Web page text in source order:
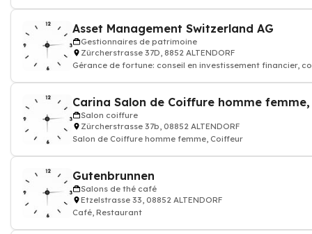
Asset Management Switzerland AG
Gestionnaires de patrimoine
Zürcherstrasse 37D, 8852 ALTENDORF
Gérance de fortune: conseil en investissement financier,
Salon coiffure
Zürcherstrasse 37b, 08852 ALTENDORF
Salon de Coiffure homme femme, Coiffeur
Gutenbrunnen
Salons de thé café
Etzelstrasse 33, 08852 ALTENDORF
Café, Restaurant